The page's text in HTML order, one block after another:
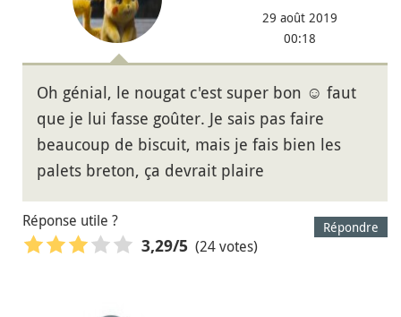
29 août 2019
00:18
Oh génial, le nougat c'est super bon ☺️ faut
que je lui fasse goûter. Je sais pas faire
beaucoup de biscuit, mais je fais bien les
palets breton, ça devrait plaire
Répondre
Réponse utile ?
3,29/5 (24 votes)